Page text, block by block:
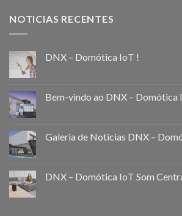
NOTICIAS RECENTES
DNX – Domótica IoT !
Bem-vindo ao DNX – Domótica
Galeria de Noticias DNX –
DNX – Domótica IoT Som